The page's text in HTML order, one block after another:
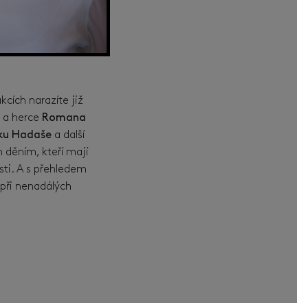
narazíte již
herce Romana
Hadaše a další
děním, kteří mají
A s přehledem
nenadálých